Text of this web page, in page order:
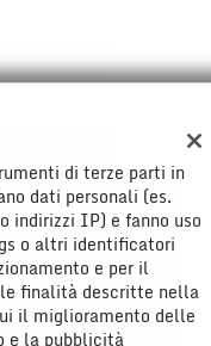
di terze parti in
dati personali (es.
indirizzi IP) e fanno uso
o altri identificatori
e per il
finalità descritte nella
il miglioramento delle
e la pubblicità